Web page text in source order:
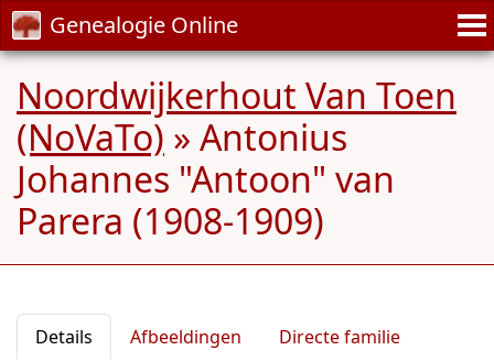
Genealogie Online
Noordwijkerhout Van Toen
(NoVaTo) » Antonius
Johannes "Antoon" van
Parera (1908-1909)
Details Afbeeldingen
Directe familie